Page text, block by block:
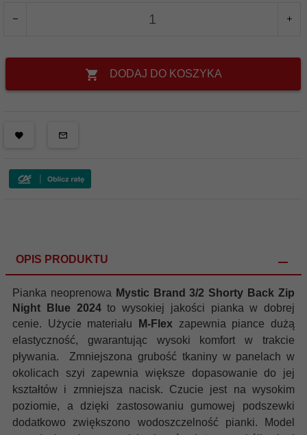
DODAJ DO KOSZYKA
OPIS PRODUKTU
Pianka neoprenowa MysticBrand 3/2 Shorty Back Zip
Night Blue 2024 to wysokiej jakości pianka w dobrej
cenie.
Użycie materiału M-Flex zapewnia piance dużą
elastyczność, gwarantując wysoki komfort w trakcie
pływania.
Zmniejszona grubość tkaniny w panelach w
okolicach szyi zapewnia większe dopasowanie do jej
kształtów i zmniejsza nacisk. Czucie jest na wysokim
poziomie, a dzięki zastosowaniu gumowej podszewki
dodatkowo zwiększono wodoszczelność pianki.
Model